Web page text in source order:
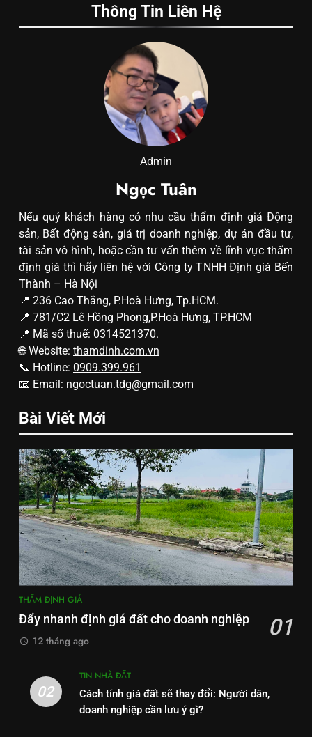
Thông Tin Liên Hệ
Admin
Ngọc Tuân
Nếu quý khách hàng có nhu cầu thẩm định giá Động
sản, Bất động sản, giá trị doanh nghiệp, dự án đầu tư,
tài sản vô hình, hoặc cần tư vấn thêm về lĩnh vực thẩm
định giá thì hãy liên hệ với Công ty TNHH Định giá Bến
Thành – Hà Nội
📍 236 Cao Thắng, P.Hoà Hưng, Tp.HCM.
📍 781/C2 Lê Hồng Phong,P.Hoà Hưng, TP.HCM
📍 Mã số thuế: 0314521370.
🌐 Website: thamdinh.com.vn
📞 Hotline: 0909.399.961
📧 Email: ngoctuan.tdg@gmail.com
Bài Viết Mới
THẨM ĐỊNH GIÁ
Đẩy nhanh định giá đất cho doanh nghiệp 01
12 tháng ago
02
TIN NHÀ ĐẤT
Cách tính giá đất sẽ thay đổi: Người dân,
doanh nghiệp cần lưu ý gì?